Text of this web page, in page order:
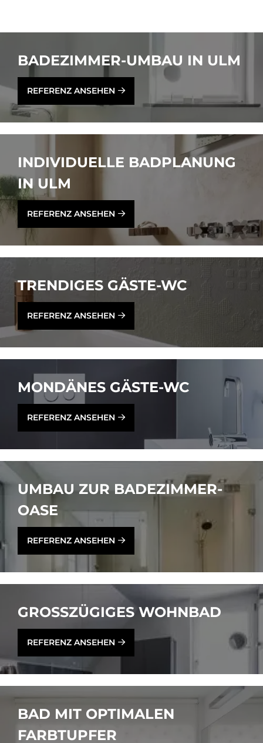
BA­DE­ZIM­MER-UM­BAU IN ULM
REFERENZ ANSEHEN
IN­DI­VI­DU­EL­LE BAD­PLA­NUNG
IN ULM
REFERENZ ANSEHEN
TREN­DI­GES GÄ­STE-WC
REFERENZ ANSEHEN
MON­DÄ­NES GÄ­STE-WC
REFERENZ ANSEHEN
UM­BAU ZUR BA­DE­ZIM­MER-
OASE
REFERENZ ANSEHEN
GROSS­ZÜ­GI­GES WOHN­BAD
REFERENZ ANSEHEN
BAD MIT OP­TI­MA­LEN
FARB­TUP­FER